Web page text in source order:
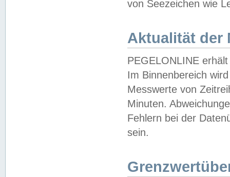
von Seezeichen wie
Aktualität der
PEGELONLINE
Im Binnenbereich
Messwerte von
Minuten.
Fehlern bei der
sein.